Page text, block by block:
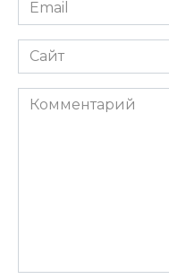
Сайт
Комментарий